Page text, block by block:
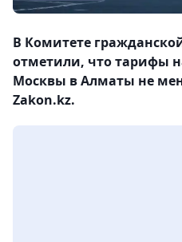
В Комитете
отметили, что тарифы
Москвы в Алматы не
Zakon.kz.